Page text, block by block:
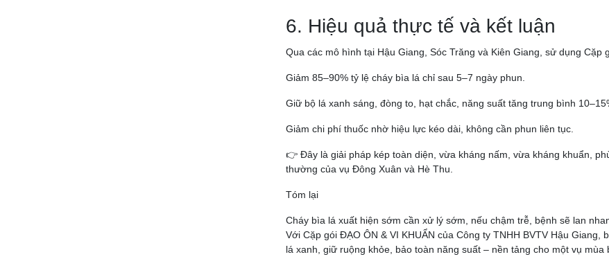
6. Hiệu quả thực tế và kết luận
Qua các mô hình tại Hậu Giang, Sóc Trăng và Kiên Giang, sử dụng Cặp
Giảm 85–90% tỷ lệ cháy bìa lá chỉ sau 5–7 ngày phun.
Giữ bộ lá xanh sáng, đòng to, hạt chắc, năng suất tăng trung bình
Giảm chi phí thuốc nhờ hiệu lực kéo dài, không cần phun liên tục.
👉 Đây là giải pháp kép toàn diện, vừa kháng nấm, vừa kháng khuẩn,
thường của vụ Đông Xuân và Hè Thu.
Tóm lại
Cháy bìa lá xuất hiện sớm cần xử lý sớm, nếu chậm trễ, bệnh sẽ lan
Với Cặp gói ĐẠO ÔN & VI KHUẨN của Công ty TNHH BVTV Hậu Giang,
lá xanh, giữ ruộng khỏe, bảo toàn năng suất – nền tảng cho một vụ mùa